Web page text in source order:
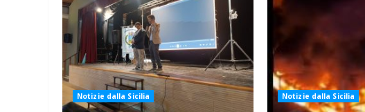
Notizie dalla Sicilia Notizie dalla Sicilia